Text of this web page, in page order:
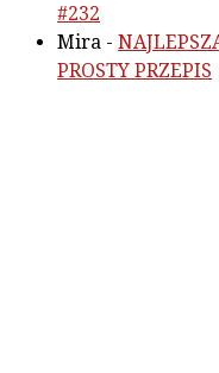
#232
Mira -
PROSTY PRZEPIS